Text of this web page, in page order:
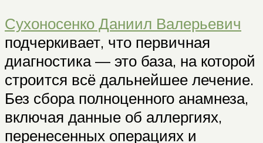
Сухоносенко Даниил Валерьевич
подчеркивает, что первичная
диагностика — это база, на которой
строится всё дальнейшее лечение.
Без сбора полноценного анамнеза,
включая данные об аллергиях,
перенесенных операциях и